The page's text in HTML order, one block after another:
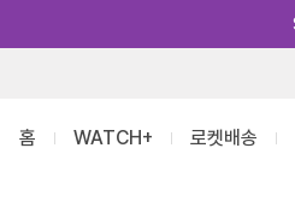
홈 WATCH+ 로켓배송